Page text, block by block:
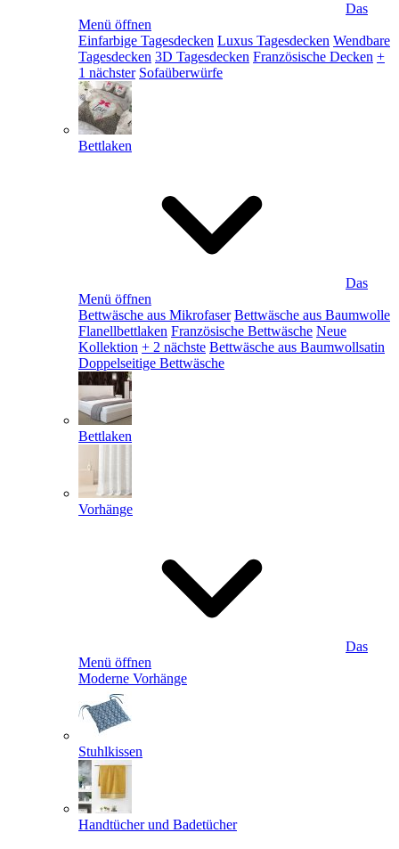
Das
Menü öffnen
Einfarbige Tagesdecken Luxus Tagesdecken Wendbare
Tagesdecken 3D Tagesdecken Französische Decken +
1 nächster Sofaüberwürfe
Bettlaken
Das
Menü öffnen
Bettwäsche aus Mikrofaser Bettwäsche aus Baumwolle
Flanellbettlaken Französische Bettwäsche Neue
Kollektion + 2 nächste Bettwäsche aus Baumwollsatin
Doppelseitige Bettwäsche
Bettlaken
Vorhänge
Das
Menü öffnen
Moderne Vorhänge
Stuhlkissen
Handtücher und Badetücher